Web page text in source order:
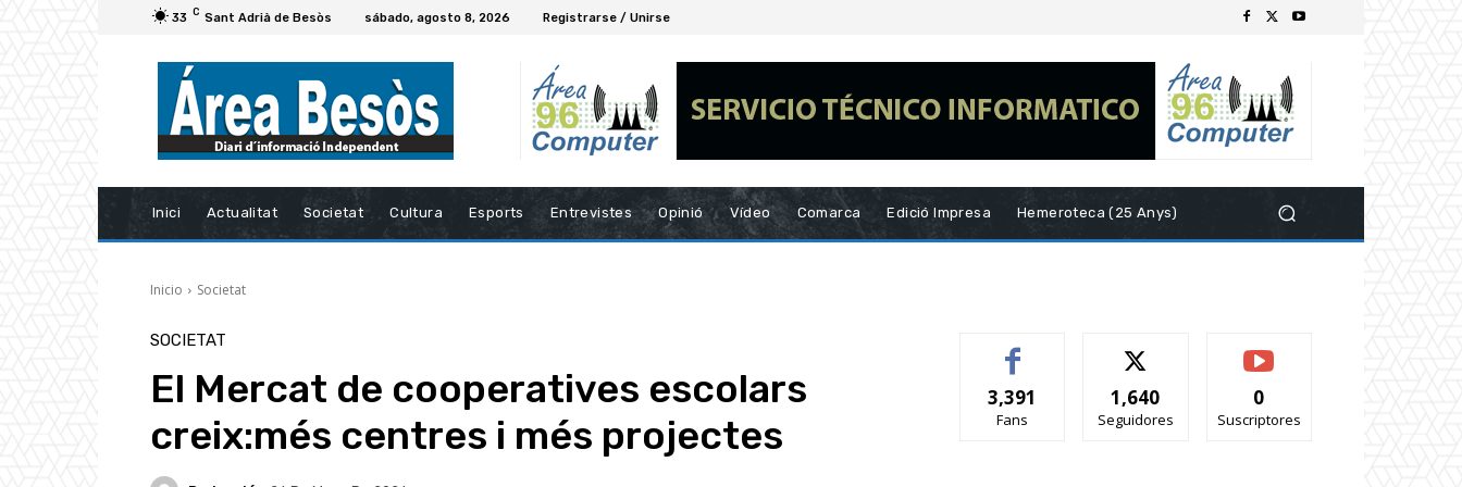
33 C Sant Adrià de Besòs sábado, agosto 8, 2026 Registrarse / Unirse
Inici Actualitat Societat Cultura Esports Entrevistes Opinió Vídeo Comarca Edició Impresa Hemeroteca (25 Anys)
Inicio Societat
SOCIETAT
El Mercat de cooperatives escolars
creix:més centres i més projectes
3,391
Fans
1,640
Seguidores
0
Suscriptores